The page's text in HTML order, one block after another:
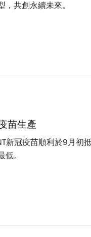
共創永續未來。
苗生產
新冠疫苗順利於9月初
。